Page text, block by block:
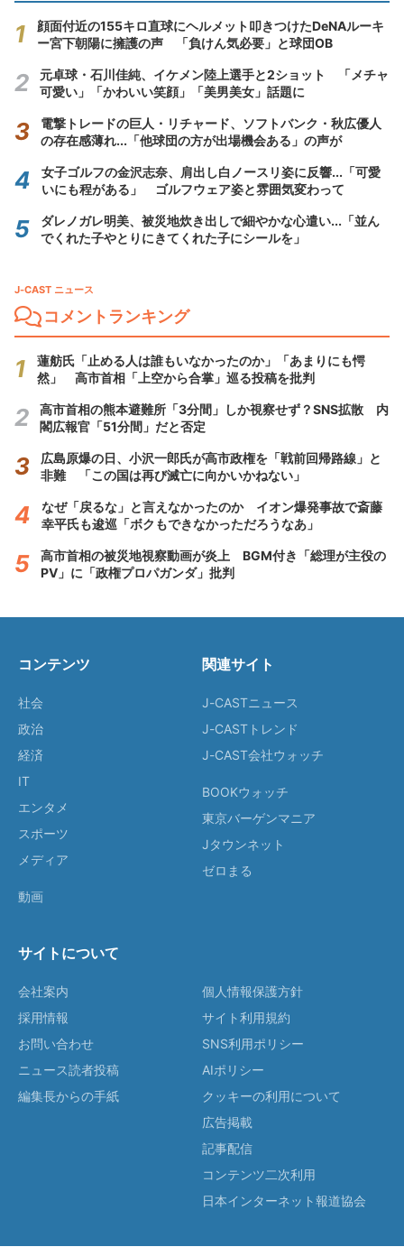
顔面付近の155キロ直球にヘルメット叩きつけたDeNAルーキ
ー宮下朝陽に擁護の声 「負けん気必要」と球団OB
元卓球・石川佳純、イケメン陸上選手と2ショット 「メチャ
可愛い」「かわいい笑顔」「美男美女」話題に
電撃トレードの巨人・リチャード、ソフトバンク・秋広優人
の存在感薄れ...「他球団の方が出場機会ある」の声が
女子ゴルフの金沢志奈、肩出し白ノースリ姿に反響...「可愛
いにも程がある」 ゴルフウェア姿と雰囲気変わって
ダレノガレ明美、被災地炊き出しで細やかな心遣い...「並ん
でくれた子やとりにきてくれた子にシールを」
J-CAST ニュース
コメントランキング
蓮舫氏「止める人は誰もいなかったのか」「あまりにも愕
然」 高市首相「上空から合掌」巡る投稿を批判
高市首相の熊本避難所「3分間」しか視察せず？SNS拡散 内
閣広報官「51分間」だと否定
広島原爆の日、小沢一郎氏が高市政権を「戦前回帰路線」と
非難 「この国は再び滅亡に向かいかねない」
なぜ「戻るな」と言えなかったのか イオン爆発事故で斎藤
幸平氏も逡巡「ボクもできなかっただろうなあ」
高市首相の被災地視察動画が炎上 BGM付き「総理が主役の
PV」に「政権プロパガンダ」批判
コンテンツ
社会
政治
経済
IT
エンタメ
スポーツ
メディア
動画
関連サイト
J-CASTニュース
J-CASTトレンド
J-CAST会社ウォッチ
BOOKウォッチ
東京バーゲンマニア
Jタウンネット
ゼロまる
サイトについて
会社案内
採用情報
お問い合わせ
ニュース読者投稿
編集長からの手紙
個人情報保護方針
サイト利用規約
SNS利用ポリシー
AIポリシー
クッキーの利用について
広告掲載
記事配信
コンテンツ二次利用
日本インターネット報道協会